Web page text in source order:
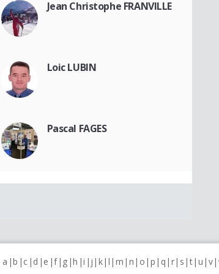
Jean Christophe FRANVILLE
Loic LUBIN
Pascal FAGES
a b c d e f g h i j k l m n o p q r s t u v